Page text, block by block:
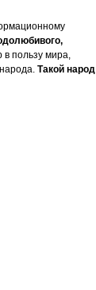
пользу мира,
Такой народ